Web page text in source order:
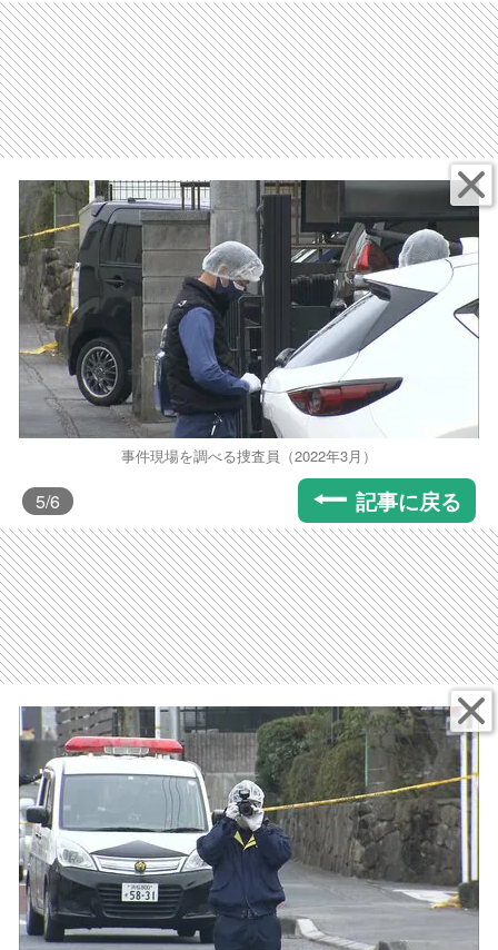
事件現場を調べる捜査員（2022年3月）
5/6 記事に戻る